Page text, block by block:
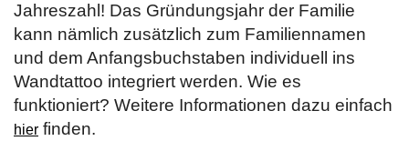
Jahreszahl! Das Gründungsjahr der Familie
kann nämlich zusätzlich zum Familiennamen
und dem Anfangsbuchstaben individuell ins
Wandtattoo integriert werden. Wie es
funktioniert? Weitere Informationen dazu einfach
hier finden.